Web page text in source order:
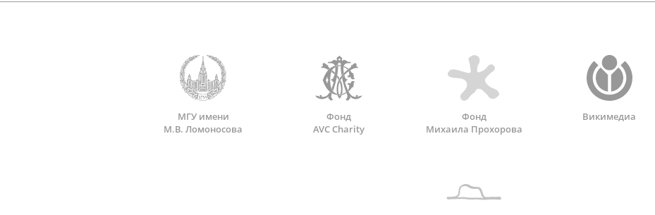
МГУ имени
М.В. Ломоносова
Фонд
AVC Charity
Фонд
Михаила Прохорова
Викимедиа